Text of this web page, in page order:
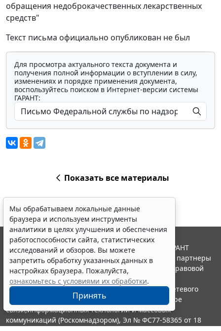
обращения недоброкачественных лекарственных
средств"
Текст письма официально опубликован не был
Для просмотра актуального текста документа и
получения полной информации о вступлении в силу,
изменениях и порядке применения документа,
воспользуйтесь поиском в Интернет-версии системы
ГАРАНТ:
Показать все материалы
Мы обрабатываем локальные данные
браузера и используем инструменты
аналитики в целях улучшения и обеспечения
работоспособности сайта, статистических
исследований и обзоров. Вы можете
запретить обработку указанных данных в
настройках браузера. Пожалуйста,
ознакомьтесь с условиями их обработки.
Принять
© ООО "НПП "ГАРАНТ-СЕРВИС", 2026. Система ГАРАНТ
выпускается с 1990 года. Компания "Гарант" и ее партнеры
являются участниками Российской ассоциации правовой
информации ГАРАНТ.
Портал ГАРАНТ.РУ зарегистрирован в качестве сетевого
издания Федеральной службой по надзору в сфере
связи,информационных технологий и массовых
коммуникаций (Роскомнадзором), Эл № ФС77-58365 от 18